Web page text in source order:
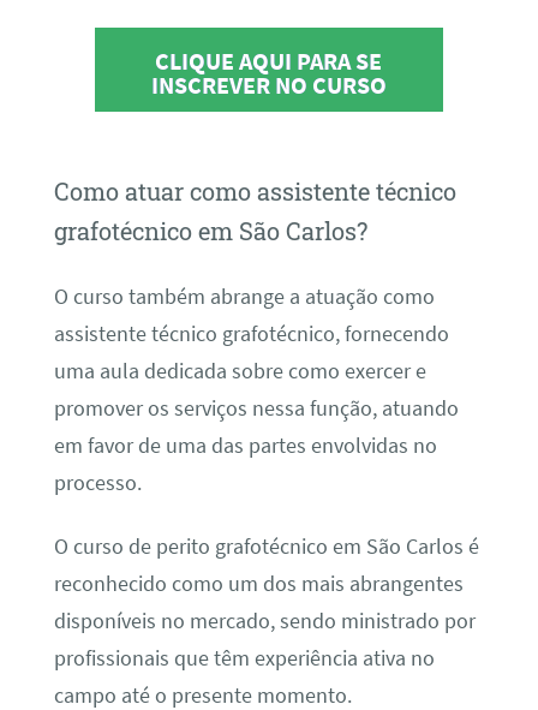
CLIQUE AQUI PARA SE
INSCREVER NO CURSO
Como atuar como assistente técnico
grafotécnico em São Carlos?
O curso também abrange a atuação como
assistente técnico grafotécnico, fornecendo
uma aula dedicada sobre como exercer e
promover os serviços nessa função, atuando
em favor de uma das partes envolvidas no
processo.
O curso de perito grafotécnico em São Carlos é
reconhecido como um dos mais abrangentes
disponíveis no mercado, sendo ministrado por
profissionais que têm experiência ativa no
campo até o presente momento.